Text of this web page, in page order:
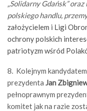
„Solidarny Gdańsk”
polskiego handlu,
założycielem i Ligi
ochrony polskich
patriotyzm wśród
8. Kolejnym
prezydenta Jan
pełnoprawnym
komitet jak na razie